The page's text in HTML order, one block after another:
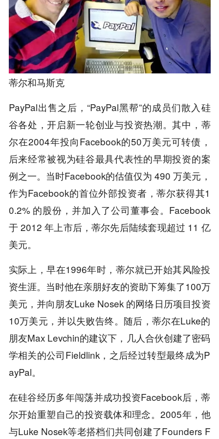
蒂尔和马斯克
PayPal出售之后，“PayPal黑帮”的成员们散入硅
谷各处，开启新一轮创业与投资热潮。其中，蒂
尔在2004年投向Facebook的50万美元可转债，
后来经常被视为硅谷最具代表性的早期投资的案
例之一。当时Facebook的估值仅为 490 万美元，
作为Facebook的首位外部投资者，蒂尔获得其1
0.2% 的股份，并加入了公司董事会。Facebook
于 2012 年上市后，蒂尔先后陆续套现超过 11 亿
美元。
实际上，早在1996年时，蒂尔就已开始其风险投
资生涯。当时他在亲朋好友的资助下筹集了100万
美元，并向朋友Luke Nosek 的网络日历项目投资
10万美元，并以失败告终。随后，蒂尔在Luke的
朋友Max Levchin的建议下，几人合伙创建了密码
学相关的公司Fieldlink，之后经过转型最终成为P
ayPal。
在硅谷经历多年闯荡并成功投资Facebook后，蒂
尔开始重塑自己的投资载体和理念。2005年，他
与Luke Nosek等老搭档们共同创建了Founders F